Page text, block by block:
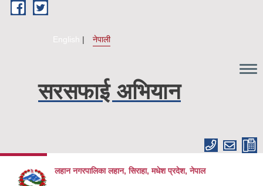
Skip to main content
English नेपाली
सरसफाई अभियान
लहान नगरपालिका लहान, सिराहा, मधेश प्रदेश, नेपाल